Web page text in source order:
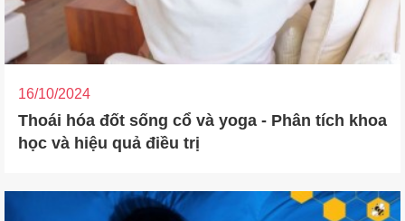
16/10/2024
Thoái hóa đốt sống cổ và yoga - Phân tích khoa
học và hiệu quả điều trị